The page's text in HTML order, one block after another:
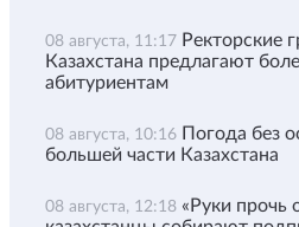
08 августа, 11:17 Ректорские
Казахстана предлагают
абитуриентам
08 августа, 10:16 Погода без
большей части Казахстана
08 августа, 12:18 «Руки прочь